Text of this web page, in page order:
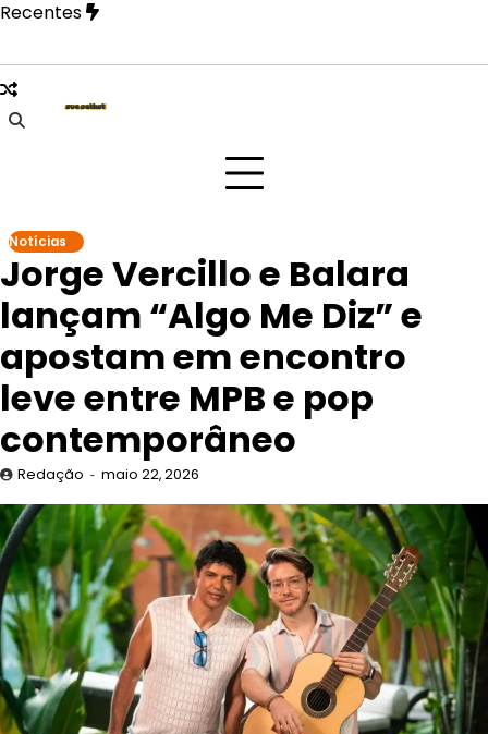
Skip
content
Recentes
Paulo na festa Tangerica antes de apresentação no
Notícias
Jorge Vercillo e Balara
lançam “Algo Me Diz” e
apostam em encontro
leve entre MPB e pop
contemporâneo
Redação maio 22, 2026